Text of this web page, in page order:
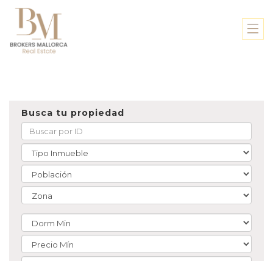
Busca tu propiedad